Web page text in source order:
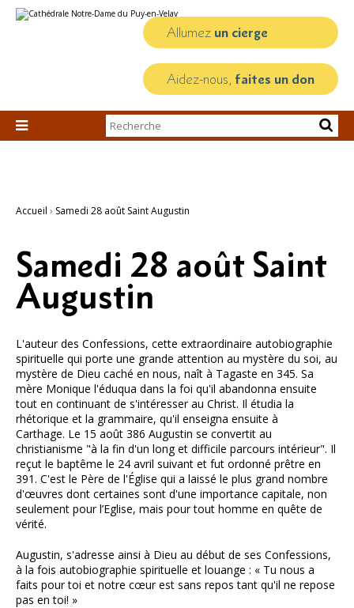
au
personnels
Allumez un cierge
Aidez-nous, faites un don

Chercher par
Recherche
Accueil › Samedi 28 août Saint Augustin
Samedi 28 août Saint
Augustin
L'auteur des Confessions, cette extraordinaire autobiographie
spirituelle qui porte une grande attention au mystère du soi, au
mystère de Dieu caché en nous, naît à Tagaste en 345. Sa
mère Monique l'éduqua dans la foi qu'il abandonna ensuite
tout en continuant de s'intéresser au Christ. Il étudia la
rhétorique et la grammaire, qu'il enseigna ensuite à
Carthage. Le 15 août 386 Augustin se convertit au
christianisme "à la fin d'un long et difficile parcours intérieur". Il
reçut le baptême le 24 avril suivant et fut ordonné prêtre en
391. C'est le Père de l'Église qui a laissé le plus grand nombre
d'œuvres dont certaines sont d'une importance capitale, non
seulement pour l’Eglise, mais pour tout homme en quête de
vérité.
Augustin, s'adresse ainsi à Dieu au début de ses Confessions,
à la fois autobiographie spirituelle et louange : « Tu nous a
faits pour toi et notre cœur est sans repos tant qu'il ne repose
pas en toi! »